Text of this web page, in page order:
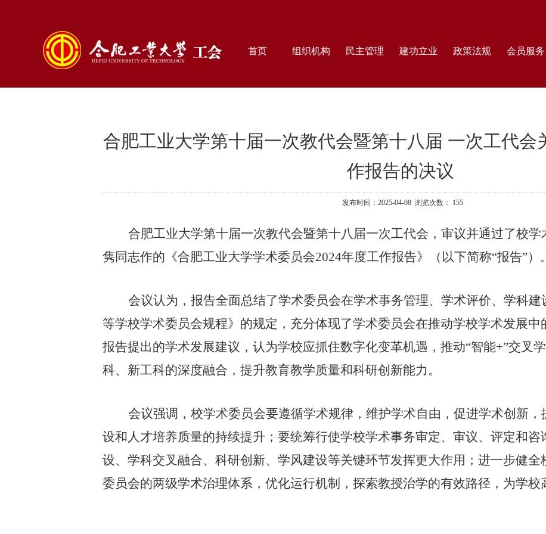
首页 组织机构 民主管理 建功立业 政策法规 会员服务
合肥工业大学第十届一次教代会暨第十八届 一次工代会
作报告的决议
发布时间：2025-04-08 浏览次数： 155
合肥工业大学第十届一次教代会暨第十八届一次工代会，审议并通过了校
隽同志作的《合肥工业大学学术委员会2024年度工作报告》（以下简称“报告”）。
会议认为，报告全面总结了学术委员会在学术事务管理、学术评价、学科
等学校学术委员会规程》的规定，充分体现了学术委员会在推动学校学术发展中
报告提出的学术发展建议，认为学校应抓住数字化变革机遇，推动“智能+”交叉
科、新工科的深度融合，提升教育教学质量和科研创新能力。
会议强调，校学术委员会要遵循学术规律，维护学术自由，促进学术创新
设和人才培养质量的持续提升；要统筹行使学校学术事务审定、审议、评定和咨
设、学科交叉融合、科研创新、学风建设等关键环节发挥更大作用；进一步健
委员会的两级学术治理体系，优化运行机制，探索教授治学的有效路径，为学校